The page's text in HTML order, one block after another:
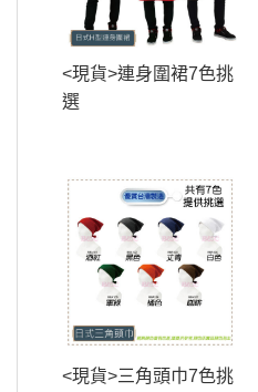
<現貨>連身圍裙7色挑
選
<現貨>三角頭巾7色挑